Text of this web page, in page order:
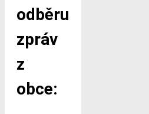
odběru
zpráv
z
obce: